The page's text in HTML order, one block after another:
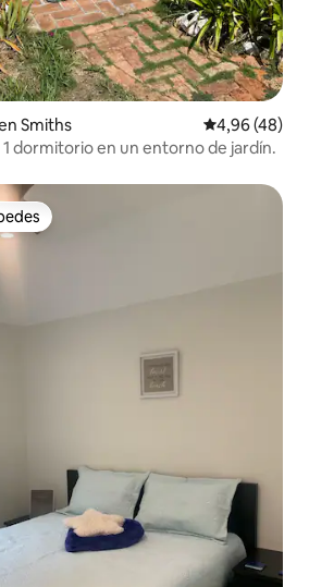
Smiths Calificación
4,96 (48)
dormitorio en un entorno de jardín.